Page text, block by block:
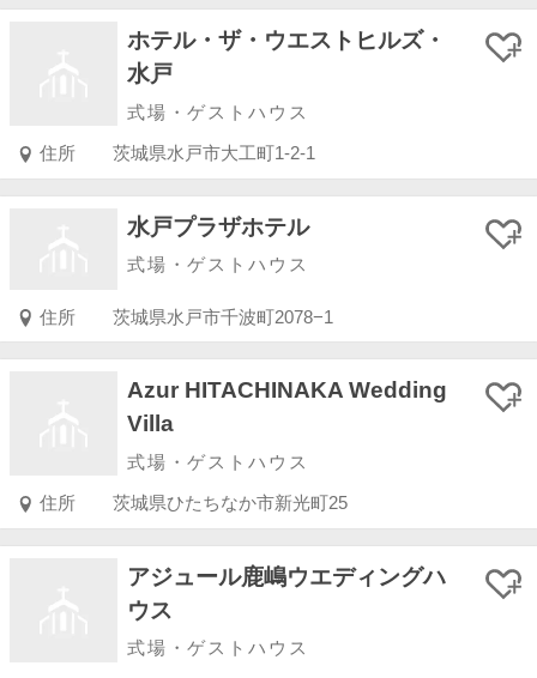
ホテル・ザ・ウエストヒルズ・
水戸
式場・ゲストハウス
住所 茨城県水戸市大工町1-2-1
水戸プラザホテル
式場・ゲストハウス
住所 茨城県水戸市千波町2078−1
Azur HITACHINAKA Wedding
Villa
式場・ゲストハウス
住所 茨城県ひたちなか市新光町25
アジュール鹿嶋ウエディングハ
ウス
式場・ゲストハウス